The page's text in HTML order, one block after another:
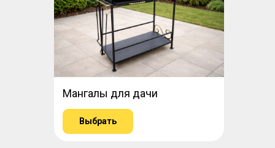
Мангалы для дачи
Выбрать